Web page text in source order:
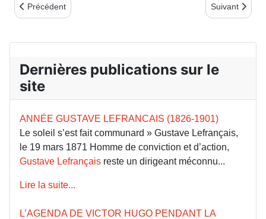
Article précédent : La Commune de Paris face à la Faculté de
Précédent Article
Suivant
Dernières publications sur le
site
ANNÉE GUSTAVE LEFRANCAIS (1826-1901)
Le soleil s’est fait communard » Gustave Lefrançais,
le 19 mars 1871 Homme de conviction et d’action,
Gustave Lefrançais reste un dirigeant méconnu...
Lire la suite...
L’AGENDA DE VICTOR HUGO PENDANT LA